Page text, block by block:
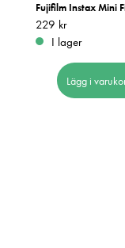
Fujifilm Instax Mini
Pris: 229 kr
229 kr
I lager
Lägg i